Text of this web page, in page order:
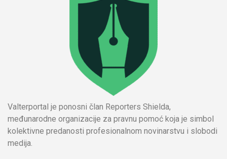
Valterportal je ponosni član Reporters Shielda,
međunarodne organizacije za pravnu pomoć koja je simbol
kolektivne predanosti profesionalnom novinarstvu i slobodi
medija.